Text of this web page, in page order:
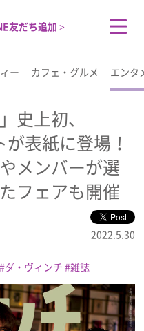
友だち追加 >
ー カフェ・グルメ エンタ
史上初、
表紙に登場！
メンバーが選
フェアも開催
2022.5.30
ダ・ヴィンチ 雑誌